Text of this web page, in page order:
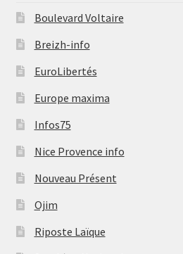
Boulevard Voltaire
Breizh-info
EuroLibertés
Europe maxima
Infos75
Nice Provence info
Nouveau Présent
Ojim
Riposte Laïque